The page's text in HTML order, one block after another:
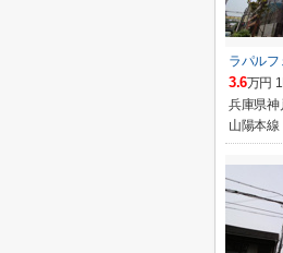
ラパル
3.6万円
兵庫県神
山陽本